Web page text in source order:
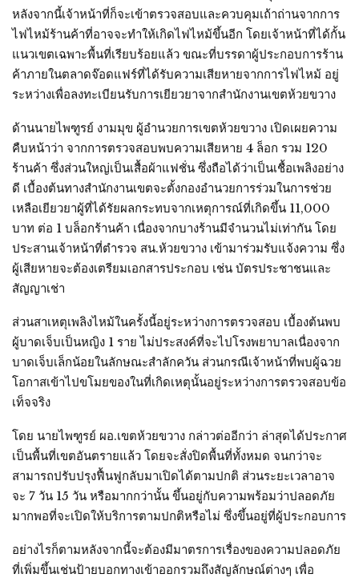
หลังจากนี้เจ้าหน้าที่ก็จะเข้าตรวจสอบและควบคุมเถ้าถ่านจากการ
ไฟไหม้ร้านค้าที่อาจจะทำให้เกิดไฟไหม้ขึ้นอีก โดยเจ้าหน้าที่ได้กั้น
แนวเขตเฉพาะพื้นที่เรียบร้อยแล้ว ขณะที่บรรดาผู้ประกอบการร้าน
ค้าภายในตลาดจ๊อดแฟร์ที่ได้รับความเสียหายจากการไฟไหม้ อยู่
ระหว่างเพื่อลงทะเบียนรับการเยียวยาจากสำนักงานเขตห้วยขวาง
ด้านนายไพฑูรย์ งามมุข ผู้อํานวยการเขตห้วยขวาง เปิดเผยความ
คืบหน้าว่า จากการตรวจสอบพบความเสียหาย 4 ล็อก รวม 120
ร้านค้า ซึ่งส่วนใหญ่เป็นเสื้อผ้าแฟชั่น ซึ่งถือได้ว่าเป็นเชื้อเพลิงอย่าง
ดี เบื้องต้นทางสํานักงานเขตจะตั้งกองอํานวยการร่วมในการช่วย
เหลือเยียวยาผู้ที่ได้รัยผลกระทบจากเหตุการณ์ที่เกิดขึ้น 11,000
บาท ต่อ 1 บล็อกร้านค้า เนื่องจากบางร้านมีจํานวนไม่เท่ากัน โดย
ประสานเจ้าหน้าที่ตํารวจ สน.ห้วยขวาง เข้ามาร่วมรับแจ้งความ ซึ่ง
ผู้เสียหายจะต้องเตรียมเอกสารประกอบ เช่น บัตรประชาชนและ
สัญญาเช่า
ส่วนสาเหตุเพลิงไหม้ในครั้งนี้อยู่ระหว่างการตรวจสอบ เบื้องต้นพบ
ผู้บาดเจ็บเป็นหญิง 1 ราย ไม่ประสงค์ที่จะไปโรงพยาบาลเนื่องจาก
บาดเจ็บเล็กน้อยในลักษณะสําลักควัน ส่วนกรณีเจ้าหน้าที่พบผู้ฉวย
โอกาสเข้าไปขโมยของในที่เกิดเหตุนั้นอยู่ระหว่างการตรวจสอบข้อ
เท็จจริง
โดย นายไพฑูรย์ ผอ.เขตห้วยขวาง กล่าวต่ออีกว่า ล่าสุดได้ประกาศ
เป็นพื้นที่เขตอันตรายแล้ว โดยจะสั่งปิดพื้นที่ทั้งหมด จนกว่าจะ
สามารถปรับปรุงฟื้นฟูกลับมาเปิดได้ตามปกติ ส่วนระยะเวลาอาจ
จะ 7 วัน 15 วัน หรือมากกว่านั้น ขึ้นอยู่กับความพร้อมว่าปลอดภัย
มากพอที่จะเปิดให้บริการตามปกติหรือไม่ ซึ่งขึ้นอยู่ที่ผู้ประกอบการ
อย่างไรก็ตามหลังจากนี้จะต้องมีมาตรการเรื่องของความปลอดภัย
ที่เพิ่มขึ้นเช่นป้ายบอกทางเข้าออกรวมถึงสัญลักษณ์ต่างๆ เพื่อ